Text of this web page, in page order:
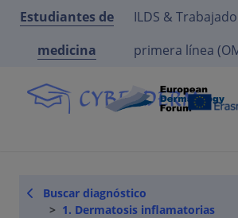
Estudiantes de
medicina
ILDS &
primera línea
Buscar diagnóstico
1. Dermatosis inflamatorias